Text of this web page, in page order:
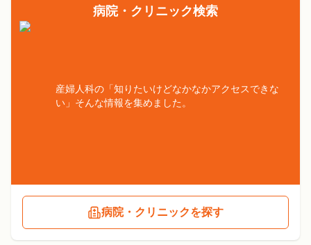
病院・クリニック検索
産婦人科の「知りたいけどなかなかアクセスできな
い」そんな情報を集めました。
病院・クリニックを探す